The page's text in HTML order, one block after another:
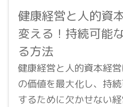
健康経営と人的資
変える！持続可能
る方法
健康経営と人的資本経
の価値を最大化し、持
するために欠かせない